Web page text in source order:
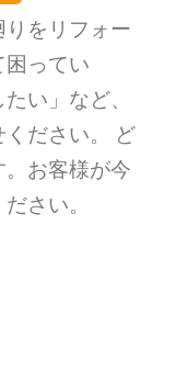
りをリフォー
困ってい
い」など、
ださい。
ど
お客様が今
さい。